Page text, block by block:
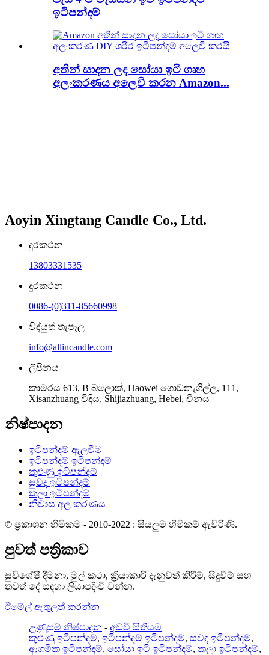
ඉටිපන්දම්
අතින් සාදන ලද සෝයා ඉටි ගෘහ
අලංකරණය අලෙවි කරන Amazon...
Aoyin Xingtang Candle Co., Ltd.
දුරකථන
13803331535
දුරකථන
0086-(0)311-85660998
විද්යුත් තැපෑල
info@allincandle.com
ලිපිනය
කාමරය 613, B බ්ලොක්, Haowei ගොඩනැගිල්ල, 111,
Xisanzhuang වීදිය, Shijiazhuang, Hebei, චීනය
නිෂ්පාදන
ඉටිපන්දම් ඇලවීම
ඉටිපන්දම් ඉටිපන්දම්
කුළුණු ඉටිපන්දම්
සුවඳ ඉටිපන්දම්
කලා ඉටිපන්දම්
නිවාස අලංකරණය
© ප්‍රකාශන හිමිකම - 2010-2022 : සියලුම හිමිකම් ඇවිරිණි.
පුවත් පත්‍රිකාව
සුවිශේෂී දීමනා, මුල් කථා, ක්‍රියාකාරී දැනුවත් කිරීම්, සිදුවීම් සහ
තවත් දේ සඳහා ලියාපදිංචි වන්න.
ඊමේල් ඇතුලත් කරන්න
උණුසුම් නිෂ්පාදන - අඩවි සිතියම
කුළුණු ඉටිපන්දම්, ඉටිපන්දම් ඉටිපන්දම්, සුවඳ ඉටිපන්දම්,
ආගමික ඉටිපන්දම්, සෝයා ඉටි ඉටිපන්දම්, කලා ඉටිපන්දම්,